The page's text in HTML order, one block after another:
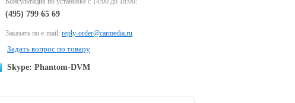
(495) 799 65 69
Заказать по e-mail: reply-order@carmedia.ru
Задать вопрос по товару
Skype: Phantom-DVM